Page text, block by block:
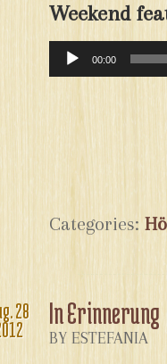
Weekend
Audio-
00:00
Categories:
28
In Erinnerung
BY ESTEFANIA